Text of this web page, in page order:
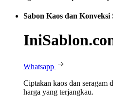
Sabon Kaos dan
Whatsapp
Ciptakan kaos dan seragam
harga yang terjangkau.